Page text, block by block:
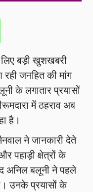
लिए बड़ी खुशखबरी
जनहित की मांग
के लगातार प्रयासों
में ठहराव अब
है।
ने जानकारी देते
पहाड़ी क्षेत्रों के
अनिल बलूनी ने पहले
उनके प्रयासों के